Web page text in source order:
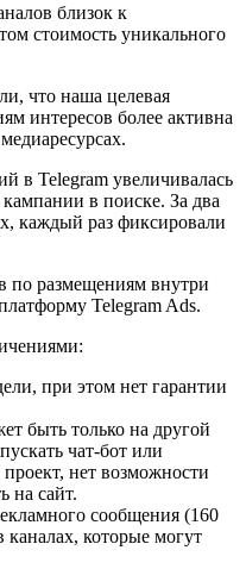
близок к
стоимость уникального
что наша целевая
интересов более активна
в Telegram увеличивалась
в поиске. За два
каждый раз фиксировали
по размещениям внутри
Telegram Ads.
при этом нет гарантии
быть только на другой
чат-бот или
нет возможности
на сайт.
сообщения (160
каналах, которые могут